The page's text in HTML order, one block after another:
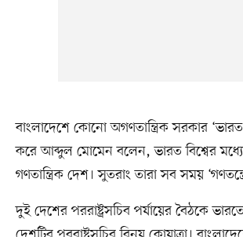
বাংলাদেশে কোনো অগণতান্ত্রিক সরকার ‘ভারত
করে আব্দুল মোমেন বলেন, ভারত বিশ্বের
গণতান্ত্রিক দেশ। সুতরাং তারা সব সময়
দুই দেশের পররাষ্ট্রসচিব পর্যায়ের বৈঠকে